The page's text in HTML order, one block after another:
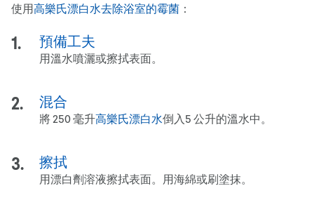
使用高樂氏漂白水去除浴室的霉菌 ：
預備工夫
用溫水噴灑或擦拭表面。
混合
將 250 毫升高樂氏漂白水倒入5 公升的溫水中。
擦拭
用漂白劑溶液擦拭表面。用海綿或刷塗抹。